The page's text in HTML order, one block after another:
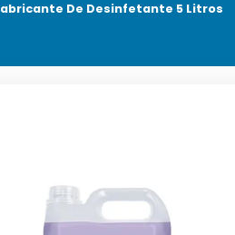
De Desinfetante 5 Litros